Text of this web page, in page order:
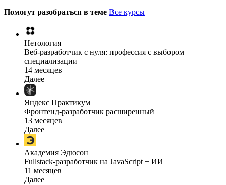
Помогут разобраться в теме Все курсы
Нетология
Веб-разработчик с нуля: профессия с выбором
специализации
14 месяцев
Далее
Яндекс Практикум
Фронтенд-разработчик расширенный
13 месяцев
Далее
Академия Эдюсон
Fullstack-разработчик на JavaScript + ИИ
11 месяцев
Далее